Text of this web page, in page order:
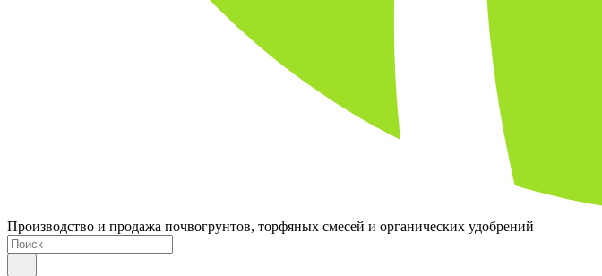
Производство и продажа почвогрунтов, торфяных смесей и органических удобрений